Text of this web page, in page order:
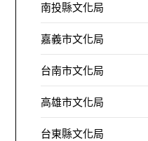
南投縣文化局
嘉義市文化局
台南市文化局
高雄市文化局
台東縣文化局